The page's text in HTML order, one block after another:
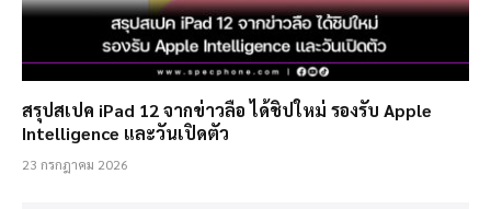
สรุปสเปค iPad 12 จากข่าวลือ ได้ชิปใหม่ รองรับ Apple
Intelligence และวันเปิดตัว
23 กรกฎาคม 2026